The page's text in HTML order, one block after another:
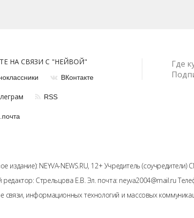
НА СВЯЗИ С "НЕЙВОЙ"
ВКонтакте
RSS
Где
издание): NEYVA-NEWS.RU, 12+ Учредитель
редактор: Стрельцова Е.В. Эл. почта: neyva2004@mail.ru
связи, информационных технологий и массовых